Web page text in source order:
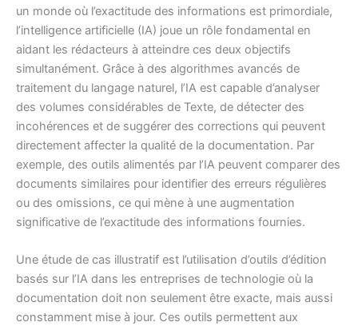
un monde où l’exactitude des informations est primordiale,
l’intelligence artificielle (IA) joue un rôle fondamental en
aidant les rédacteurs à atteindre ces deux objectifs
simultanément. Grâce à des algorithmes avancés de
traitement du langage naturel, l’IA est capable d’analyser
des volumes considérables de Texte, de détecter des
incohérences et de suggérer des corrections qui peuvent
directement affecter la qualité de la documentation. Par
exemple, des outils alimentés par l’IA peuvent comparer des
documents similaires pour identifier des erreurs régulières
ou des omissions, ce qui mène à une augmentation
significative de l’exactitude des informations fournies.
Une étude de cas illustratif est l’utilisation d’outils d’édition
basés sur l’IA dans les entreprises de technologie où la
documentation doit non seulement être exacte, mais aussi
constamment mise à jour. Ces outils permettent aux